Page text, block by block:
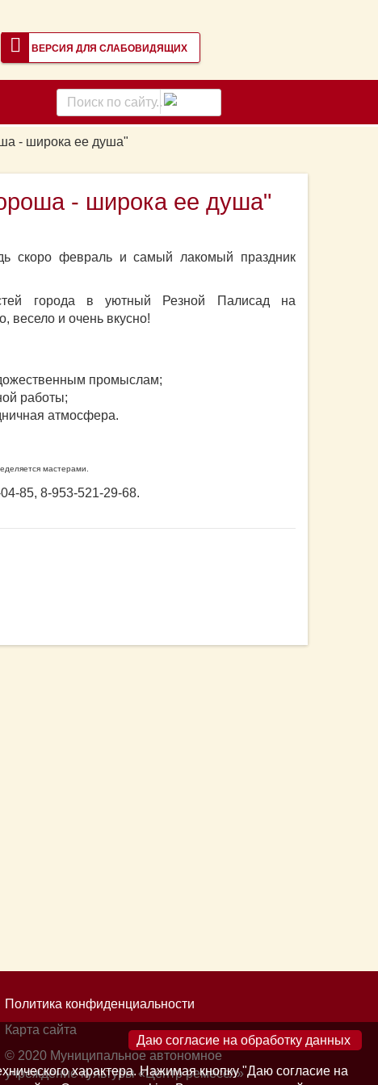
ВЕРСИЯ ДЛЯ СЛАБОВИДЯЩИХ
Поиск
по
сайту
- широка ее душа"
- широка ее душа"
скоро февраль и самый лакомый праздник
города в уютный Резной Палисад на
весело и очень вкусно!
промыслам;
работы;
атмосфера.
мастерами.
85, 8-953-521-29-68.
характера. Нажимая кнопку "Даю согласие на
Политика конфиденциальности
Карта сайта
© 2020 Муниципальное автономное
учреждение культуры «Центр ремесел»